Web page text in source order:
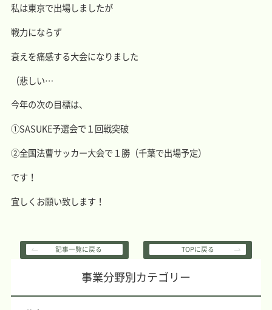
私は東京で出場しましたが
戦力にならず
衰えを痛感する大会になりました
（悲しい…
今年の次の目標は、
①SASUKE予選会で１回戦突破
②全国法曹サッカー大会で１勝（千葉で出場予定）
です！
宜しくお願い致します！
記事一覧に戻る TOPに戻る
事業分野別カテゴリー